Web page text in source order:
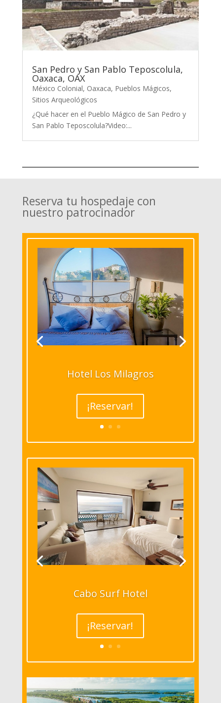
San Pedro y San Pablo Teposcolula,
Oaxaca, OAX
México Colonial, Oaxaca, Pueblos Mágicos,
Sitios Arqueológicos
¿Qué hacer en el Pueblo Mágico de San Pedro y
San Pablo Teposcolula?Video:...
Reserva tu hospedaje con
nuestro patrocinador
Hotel Los Milagros
¡Reservar!
Cabo Surf Hotel
¡Reservar!